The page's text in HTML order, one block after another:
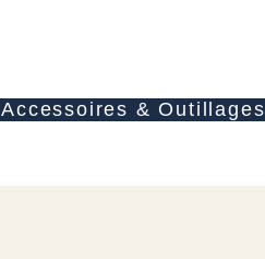
Accessoires & Outillages